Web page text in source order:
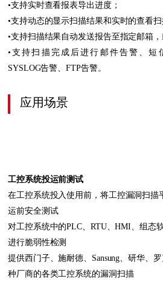
•支持实时查看报表导出进度；
•支持动态的显示扫描结果和实时的查看扫
•支持扫描结果自动发送报告至指定邮箱
•支持扫描完成后进行邮件告警、短
SYSLOG告警、FTP告警。
应用场景
工控系统投运前测试
在工控系统投入使用前，将工控漏洞扫描
运前安全测试
对工控系统中的PLC、RTU、HMI、组态
进行脆弱性检测
提供西门子、施耐德、Sansung、研华、
种厂商的各类工控系统的漏洞扫描